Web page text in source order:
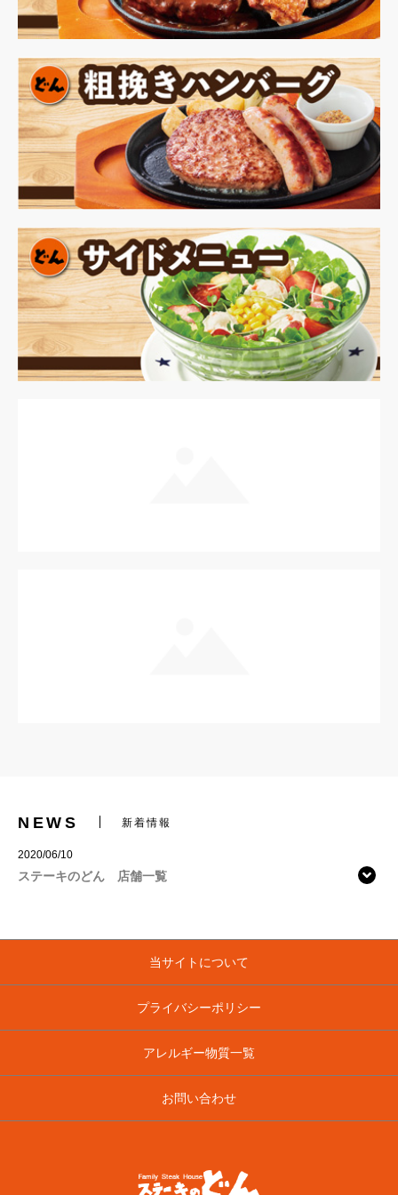
NEWS 新着情報
2020/06/10
ステーキのどん 店舗一覧
当サイトについて
プライバシーポリシー
アレルギー物質一覧
お問い合わせ